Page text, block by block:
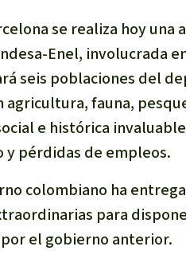
se realiza hoy una
Enel, involucrada
seis poblaciones del
agricultura, fauna,
e histórica
pérdidas de empleos.
colombiano ha
para
el gobierno anterior.